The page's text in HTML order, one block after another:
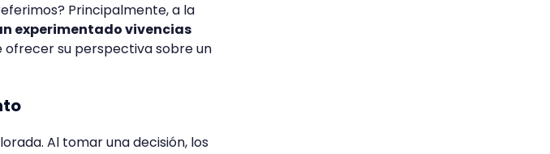
Principalmente, a la
experimentado vivencias
ofrecer su perspectiva sobre un
Al tomar una decisión, los